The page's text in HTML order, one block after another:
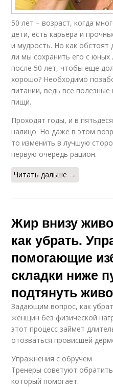
50 лет – возраст, когда
дети, есть карьера и
и мудрость. Но как обстоят
ли мы сохранить его с юных
после 50 лет, чтобы еще
хорошо? Необходимо
питании, ведь все
пищи.
Проходят годы, и в
налицо. Но даже в этом
то изменить в лучшую
первую очередь рацион.
Читать дальше →
Жир внизу
как убрать.
помогающие
складки ниже
подтянуть
Задающим вопрос, как
женщин без физической
этот процесс займет
отозваться провисшей
Упражнения с обручем
Тренеры советуют
который помогает: